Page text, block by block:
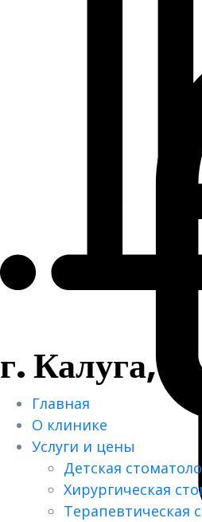
г. Калуга,
Главная
О клинике
Услуги и цены
Детская
Хирургическая
Терапевтическая